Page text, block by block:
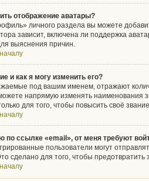
отображение аватары?
личного раздела вы можете
зависит, включена ли поддержка
выяснения причин.
и как я могу изменить его?
под вашим именем, отражают
напрямую изменять наименования
для того, чтобы повысить своё
по ссылке «email», от меня требуют
пользователи могут
сделано для того, чтобы